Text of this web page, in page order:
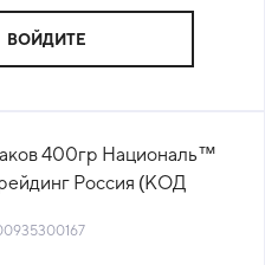
ВОЙДИТЕ
400гр Националь™
Россия (КОД